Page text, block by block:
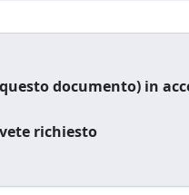
documento) in
richiesto